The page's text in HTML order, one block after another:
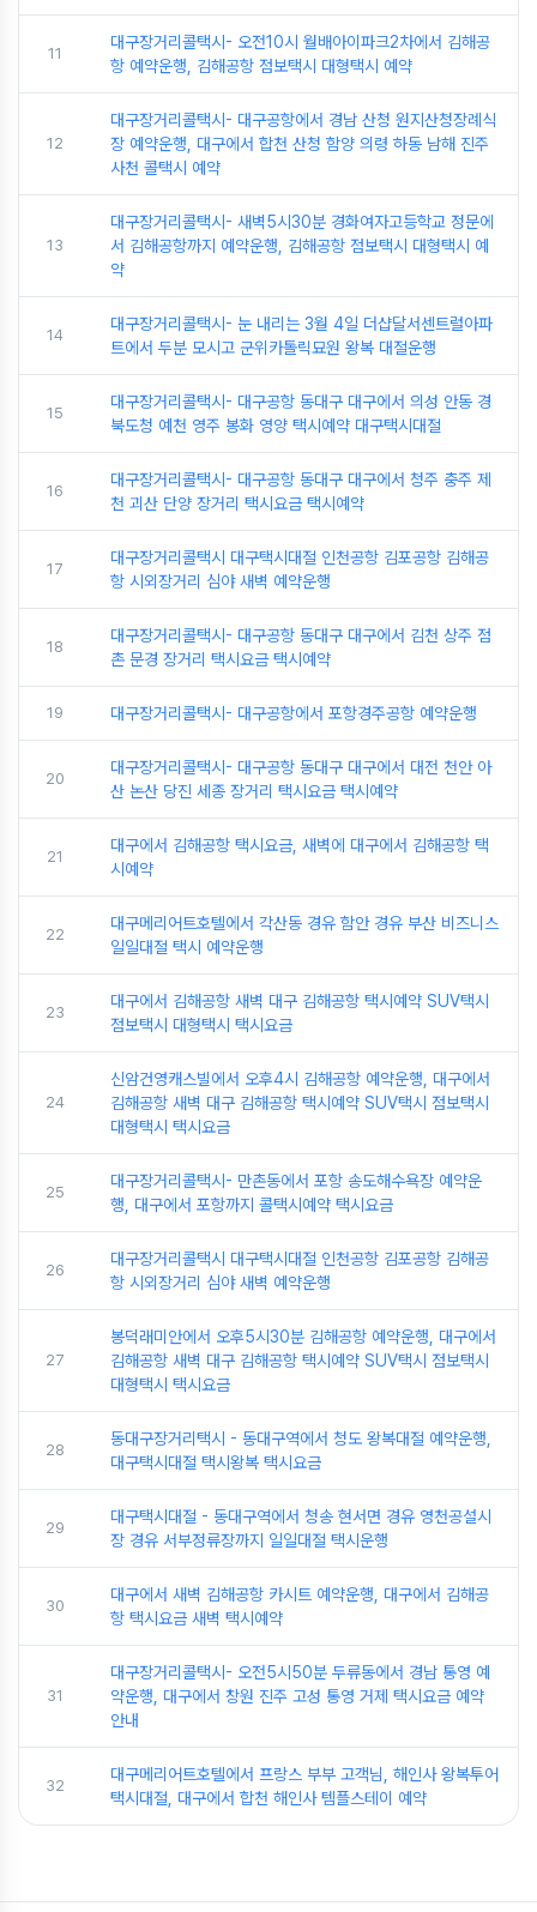
11
대구장거리콜택시- 오전10시 월배아이파크2차에서 김해공
항 예약운행, 김해공항 점보택시 대형택시 예약
12
대구장거리콜택시- 대구공항에서 경남 산청 원지산청장례식
장 예약운행, 대구에서 합천 산청 함양 의령 하동 남해 진주
사천 콜택시 예약
13
대구장거리콜택시- 새벽5시30분 경화여자고등학교 정문에
서 김해공항까지 예약운행, 김해공항 점보택시 대형택시 예
약
14
대구장거리콜택시- 눈 내리는 3월 4일 더샵달서센트럴아파
트에서 두분 모시고 군위카톨릭묘원 왕복 대절운행
15
대구장거리콜택시- 대구공항 동대구 대구에서 의성 안동 경
북도청 예천 영주 봉화 영양 택시예약 대구택시대절
16
대구장거리콜택시- 대구공항 동대구 대구에서 청주 충주 제
천 괴산 단양 장거리 택시요금 택시예약
17
대구장거리콜택시 대구택시대절 인천공항 김포공항 김해공
항 시외장거리 심야 새벽 예약운행
18
대구장거리콜택시- 대구공항 동대구 대구에서 김천 상주 점
촌 문경 장거리 택시요금 택시예약
19 대구장거리콜택시- 대구공항에서 포항경주공항 예약운행
20
대구장거리콜택시- 대구공항 동대구 대구에서 대전 천안 아
산 논산 당진 세종 장거리 택시요금 택시예약
21
대구에서 김해공항 택시요금, 새벽에 대구에서 김해공항 택
시예약
22
대구메리어트호텔에서 각산동 경유 함안 경유 부산 비즈니스
일일대절 택시 예약운행
23
대구에서 김해공항 새벽 대구 김해공항 택시예약 SUV택시
점보택시 대형택시 택시요금
24
신암건영캐스빌에서 오후4시 김해공항 예약운행, 대구에서
김해공항 새벽 대구 김해공항 택시예약 SUV택시 점보택시
대형택시 택시요금
25
대구장거리콜택시- 만촌동에서 포항 송도해수욕장 예약운
행, 대구에서 포항까지 콜택시예약 택시요금
26
대구장거리콜택시 대구택시대절 인천공항 김포공항 김해공
항 시외장거리 심야 새벽 예약운행
27
봉덕래미안에서 오후5시30분 김해공항 예약운행, 대구에서
김해공항 새벽 대구 김해공항 택시예약 SUV택시 점보택시
대형택시 택시요금
28
동대구장거리택시 - 동대구역에서 청도 왕복대절 예약운행,
대구택시대절 택시왕복 택시요금
29
대구택시대절 - 동대구역에서 청송 현서면 경유 영천공설시
장 경유 서부정류장까지 일일대절 택시운행
30
대구에서 새벽 김해공항 카시트 예약운행, 대구에서 김해공
항 택시요금 새벽 택시예약
31
대구장거리콜택시- 오전5시50분 두류동에서 경남 통영 예
약운행, 대구에서 창원 진주 고성 통영 거제 택시요금 예약
안내
32
대구메리어트호텔에서 프랑스 부부 고객님, 해인사 왕복투어
택시대절, 대구에서 합천 해인사 템플스테이 예약